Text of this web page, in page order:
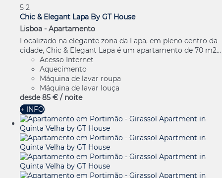
5 2
Chic & Elegant Lapa By GT House
Lisboa - Apartamento
Localizado na elegante zona da Lapa, em pleno centro da
cidade, Chic & Elegant Lapa é um apartamento de 70 m2...
Acesso Internet
Aquecimento
Máquina de lavar roupa
Máquina de lavar louça
desde 85 € / noite
+ INFO